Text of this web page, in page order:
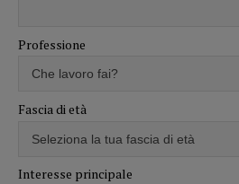
Professione
Fascia di età
Interesse principale